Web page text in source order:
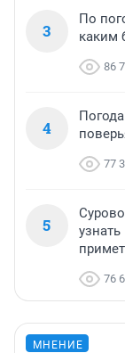
3
По
каким
86
4
77
5
76
МНЕНИЕ